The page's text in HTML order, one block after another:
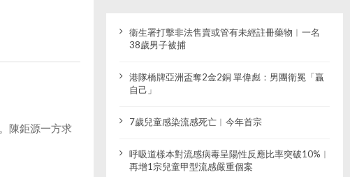
陳鉅源一方求
衞生署打擊非法售賣或管有未經註冊藥物︱一名
38歲男子被捕
港隊橋牌亞洲盃奪2金2銅 單偉彪：男團衛冕「贏
自己」
7歲兒童感染流感死亡︱今年首宗
呼吸道樣本對流感病毒呈陽性反應比率突破10%︱
再增1宗兒童甲型流感嚴重個案